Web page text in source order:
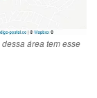
área tem esse